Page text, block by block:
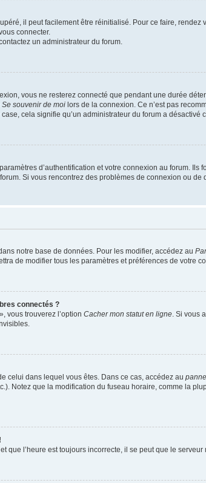
il peut facilement être réinitialisé. Pour ce faire,
connecter.
un administrateur du forum.
vous ne resterez connecté que pendant une durée
Se souvenir de moi lors de la connexion. Ce n’est pas
cela signifie qu’un administrateur du forum a désactivé
d’authentification et votre connexion au forum.
Si vous rencontrez des problèmes de connexion ou
notre base de données. Pour les modifier, accédez au
de modifier tous les paramètres et préférences de votre
connectés ?
vous trouverez l’option Cacher mon statut en ligne . Si vous
celui dans lequel vous êtes. Dans ce cas, accédez au
Notez que la modification du fuseau horaire, comme la
que l’heure est toujours incorrecte, il se peut que le